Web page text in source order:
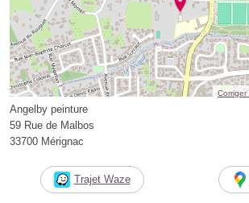
Corriger
Angelby peinture
59 Rue de Malbos
33700 Mérignac
Trajet Waze